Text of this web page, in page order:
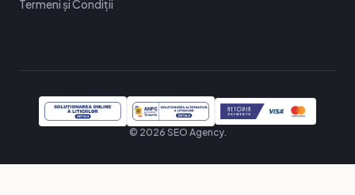
Termeni și Condiții
© 2026 SEO Agency.